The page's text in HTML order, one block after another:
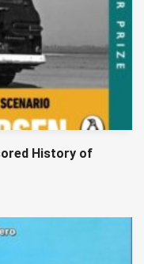
History of